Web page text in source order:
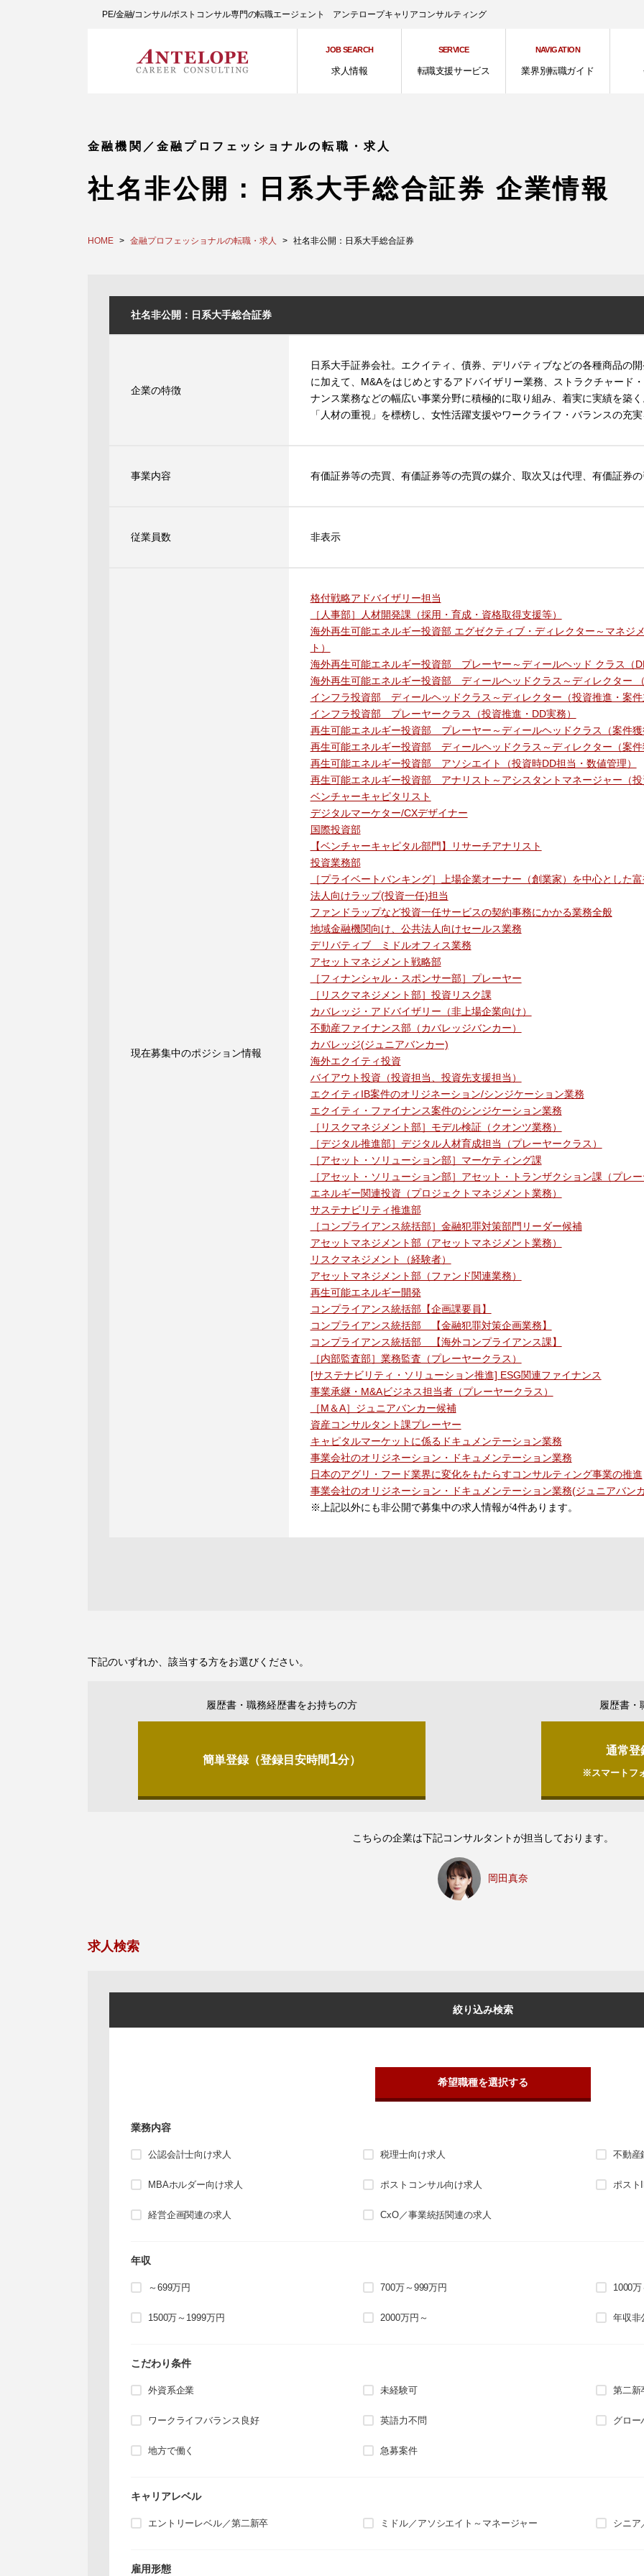
PE/金融/コンサル/ポストコンサル専門の転職エージェント アンテロープキャリアコンサルティング
JOB SEARCH
求人情報
SERVICE
転職支援サービス
NAVIGATION
業界別転職ガイド
金融機関／金融プロフェッショナルの転職・求人
社名非公開：日系大手総合証券 企業情報
HOME 金融プロフェッショナルの転職・求人 社名非公開：日系大手総合証券
社名非公開：日系大手総合証券
企業の特徴
日系大手証券会社。エクイティ、債券、デリバティブなどの各種商品の
に加えて、M&Aをはじめとするアドバイザリー業務、ストラクチャード
ナンス業務などの幅広い事業分野に積極的に取り組み、着実に実績を築く
「人材の重視」を標榜し、女性活躍支援やワークライフ・バランスの充
事業内容 有価証券等の売買、有価証券等の売買の媒介、取次又は代理、有価証券
従業員数 非表示
現在募集中のポジション情報
格付戦略アドバイザリー担当
［人事部］人材開発課（採用・育成・資格取得支援等）
海外再生可能エネルギー投資部 エグゼクティブ・ディレクター～マネ
ト）
海外再生可能エネルギー投資部 プレーヤー～ディールヘッド クラス（
海外再生可能エネルギー投資部 ディールヘッドクラス～ディレクター （
インフラ投資部 ディールヘッドクラス～ディレクター（投資推進・案件
インフラ投資部 プレーヤークラス（投資推進・DD実務）
再生可能エネルギー投資部 プレーヤー～ディールヘッドクラス（案件獲
再生可能エネルギー投資部 ディールヘッドクラス～ディレクター（案件
再生可能エネルギー投資部 アソシエイト（投資時DD担当・数値管理）
再生可能エネルギー投資部 アナリスト～アシスタントマネージャー（投
ベンチャーキャピタリスト
デジタルマーケター/CXデザイナー
国際投資部
【ベンチャーキャピタル部門】リサーチアナリスト
投資業務部
［プライベートバンキング］上場企業オーナー（創業家）を中心とした
法人向けラップ(投資一任)担当
ファンドラップなど投資一任サービスの契約事務にかかる業務全般
地域金融機関向け、公共法人向けセールス業務
デリバティブ ミドルオフィス業務
アセットマネジメント戦略部
［フィナンシャル・スポンサー部］プレーヤー
［リスクマネジメント部］投資リスク課
カバレッジ・アドバイザリー（非上場企業向け）
不動産ファイナンス部（カバレッジバンカー）
カバレッジ(ジュニアバンカー)
海外エクイティ投資
バイアウト投資（投資担当、投資先支援担当）
エクイティIB案件のオリジネーション/シンジケーション業務
エクイティ・ファイナンス案件のシンジケーション業務
［リスクマネジメント部］モデル検証（クオンツ業務）
［デジタル推進部］デジタル人材育成担当（プレーヤークラス）
［アセット・ソリューション部］マーケティング課
［アセット・ソリューション部］アセット・トランザクション課（プレー
エネルギー関連投資（プロジェクトマネジメント業務）
サステナビリティ推進部
［コンプライアンス統括部］金融犯罪対策部門リーダー候補
アセットマネジメント部（アセットマネジメント業務）
リスクマネジメント（経験者）
アセットマネジメント部（ファンド関連業務）
再生可能エネルギー開発
コンプライアンス統括部【企画課要員】
コンプライアンス統括部 【金融犯罪対策企画業務】
コンプライアンス統括部 【海外コンプライアンス課】
［内部監査部］業務監査（プレーヤークラス）
[サステナビリティ・ソリューション推進] ESG関連ファイナンス
事業承継・M&Aビジネス担当者（プレーヤークラス）
［M＆A］ジュニアバンカー候補
資産コンサルタント課プレーヤー
キャピタルマーケットに係るドキュメンテーション業務
事業会社のオリジネーション・ドキュメンテーション業務
日本のアグリ・フード業界に変化をもたらすコンサルティング事業の推進
事業会社のオリジネーション・ドキュメンテーション業務(ジュニアバン
※上記以外にも非公開で募集中の求人情報が4件あります。
下記のいずれか、該当する方をお選びください。
履歴書・職務経歴書をお持ちの方
簡単登録（登録目安時間1分）
履歴書・
通常登
※スマートフ
こちらの企業は下記コンサルタントが担当しております。
岡田真奈
求人検索
絞り込み検索
希望職種を選択する
業務内容
公認会計士向け求人 税理士向け求人 不動産
MBAホルダー向け求人 ポストコンサル向け求人 ポスト
経営企画関連の求人 CxO／事業統括関連の求人
年収
～699万円 700万～999万円 1000
1500万～1999万円 2000万円～ 年収非
こだわり条件
外資系企業 未経験可 第二新
ワークライフバランス良好 英語力不問 グロー
地方で働く 急募案件
キャリアレベル
エントリーレベル／第二新卒 ミドル／アソシエイト～マネージャー シニア
雇用形態